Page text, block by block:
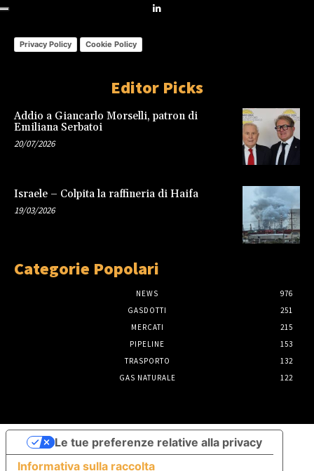
Privacy Policy Cookie Policy
Editor Picks
Addio a Giancarlo Morselli, patron di
Emiliana Serbatoi
20/07/2026
Israele – Colpita la raffineria di Haifa
19/03/2026
Categorie Popolari
NEWS
976
GASDOTTI
251
MERCATI
215
PIPELINE
153
TRASPORTO
132
GAS NATURALE
122
Informativa sulla raccolta
Le tue preferenze relative alla privacy